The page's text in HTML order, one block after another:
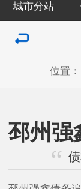
城市分站
位置：
邳州强